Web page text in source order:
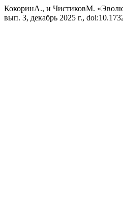
КокоринА., и ЧистиковМ.
вып. 3, декабрь 2025 г.,